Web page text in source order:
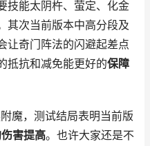
技能太阴杵、萤定、化金
其次当前版本中高分段及
让奇门阵法的闪避起差点
抵抗和减免能更好的保障
，测试结局表明当前版
害提高。也许大家还是不